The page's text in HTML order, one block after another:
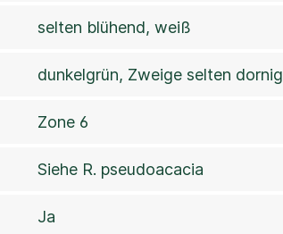
selten blühend, weiß
dunkelgrün, Zweige selten dornig
Zone 6
Siehe R. pseudoacacia
Ja